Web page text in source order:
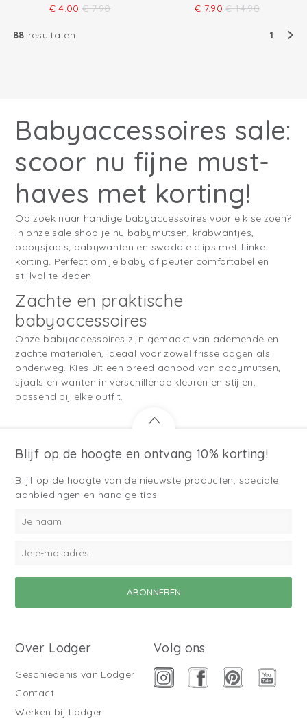
€ 4.00 € 7.90
€ 7.90 € 14.90
88 resultaten 1
Babyaccessoires sale:
scoor nu fijne must-
haves met korting!
Op zoek naar handige babyaccessoires voor elk seizoen?
In onze sale shop je nu babymutsen, krabwantjes,
babysjaals, babywanten en swaddle clips met flinke
korting. Perfect om je baby of peuter comfortabel en
stijlvol te kleden!
Zachte en praktische
babyaccessoires
Onze babyaccessoires zijn gemaakt van ademende en
zachte materialen, ideaal voor zowel frisse dagen als
onderweg. Kies uit een breed aanbod van babymutsen,
sjaals en wanten in verschillende kleuren en stijlen,
passend bij elke outfit.
Blijf op de hoogte en ontvang 10% korting!
Blijf op de hoogte van de nieuwste producten, speciale
aanbiedingen en handige tips.
Over Lodger
Geschiedenis van Lodger
Contact
Werken bij Lodger
Volg ons